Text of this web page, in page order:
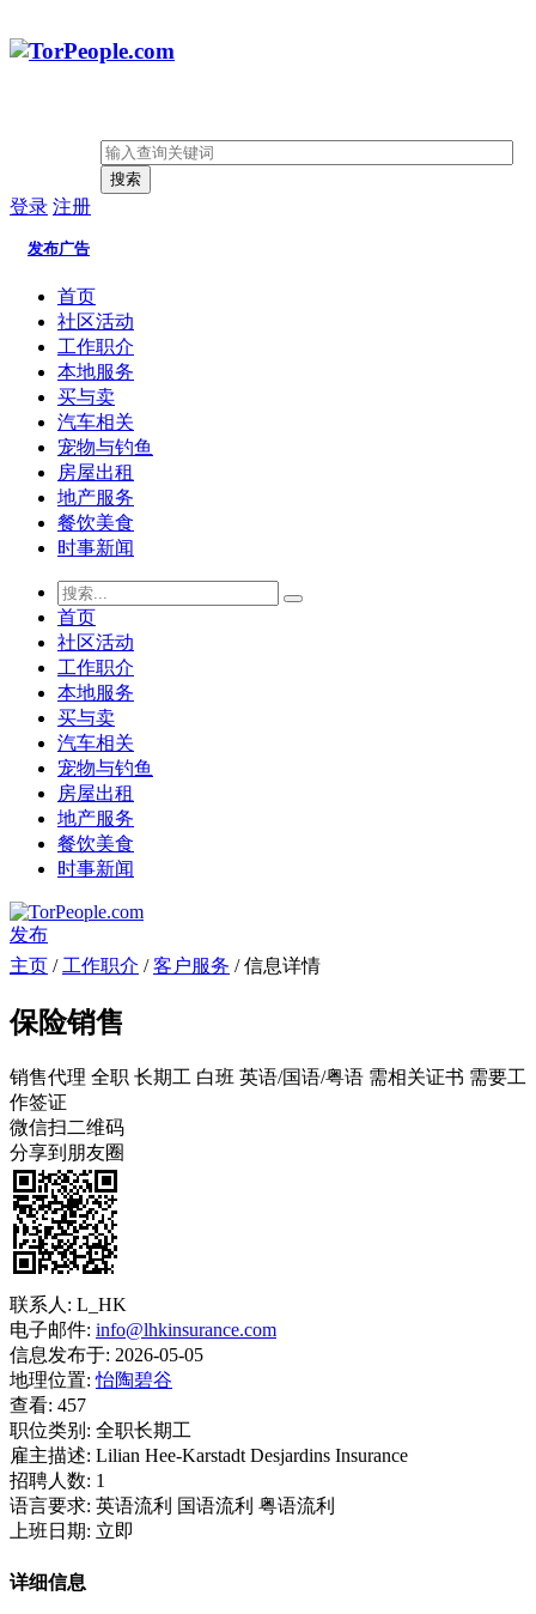
搜索
登录 注册
发布广告
首页
社区活动
工作职介
本地服务
买与卖
汽车相关
宠物与钓鱼
房屋出租
地产服务
餐饮美食
时事新闻
首页
社区活动
工作职介
本地服务
买与卖
汽车相关
宠物与钓鱼
房屋出租
地产服务
餐饮美食
时事新闻
发布
主页 /工作职介 /客户服务 / 信息详情
保险销售
销售代理 全职 长期工 白班 英语/国语/粤语 需相关证书 需要工
作签证
微信扫二维码
分享到朋友圈
联系人: L_HK
电子邮件: info@lhkinsurance.com
信息发布于: 2026-05-05
地理位置: 怡陶碧谷
查看: 457
职位类别: 全职长期工
雇主描述: Lilian Hee-Karstadt Desjardins Insurance
招聘人数: 1
语言要求: 英语流利 国语流利 粤语流利
上班日期: 立即
详细信息